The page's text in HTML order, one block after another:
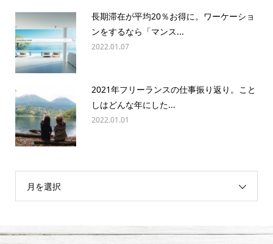
長期滞在が平均20％お得に。ワーケーショ
ンをするなら「マンス...
2022.01.07
2021年フリーランスの仕事振り返り。こと
しはどんな年にした...
2022.01.01
月を選択